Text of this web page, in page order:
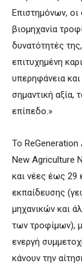
Επιστημόνων, οι
βιομηχανία
δυνατότητές
επιτυχημένη
υπερηφάνεια
σημαντική αξία,
επίπεδο.»
Το
New Agriculture
και νέες έως 29
εκπαίδευσης
μηχανικών και
των τροφίμων),
ενεργή
κάνουν την